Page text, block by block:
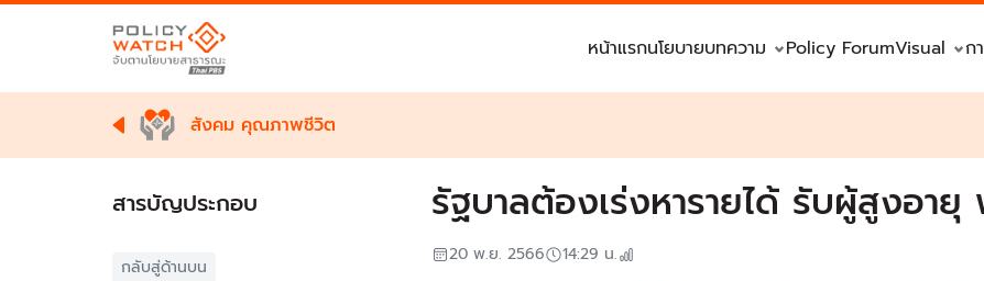
หน้าแรกนโยบายบทความ Policy ForumVisual ก
สังคม คุณภาพชีวิต
สารบัญประกอบ
กลับสู่ด้านบน
รัฐบาลต้องเร่งหารายได้ รับผู้สูงอา
20 พ.ย. 2566 14:29 น.